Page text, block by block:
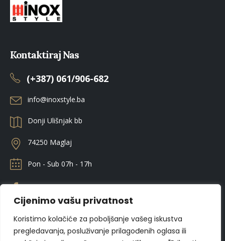
Cijenimo vašu privatnost
Koristimo kolačiće za poboljšanje vašeg iskustva
pregledavanja, posluživanje prilagođenih oglasa ili
Kontaktiraj Nas
(+387) 061/906-682
info@inoxstyle.ba
Donji Ulišnjak bb
74250 Maglaj
Pon - Sub 07h - 17h